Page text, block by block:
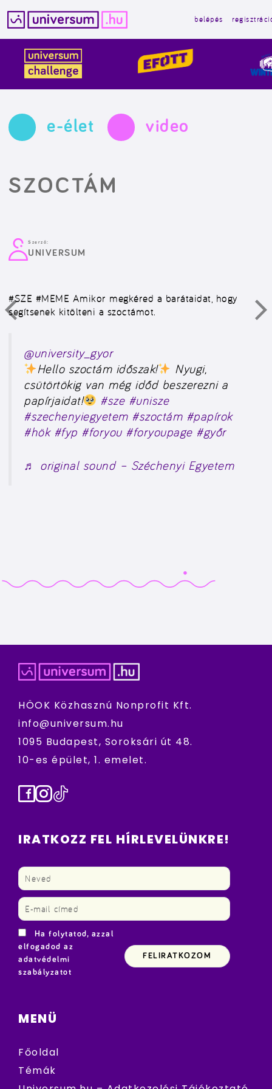
tartalomba
belépés
e-élet video
SZOCTÁM
Szerző:
UNIVERSUM
#SZE #MEME Amikor megkéred a barátaidat, hogy
segítsenek kitölteni a szoctámot.
@university_gyor
Hello szoctám időszak!
Nyugi,
csütörtökig van még időd beszerezni a
papírjaidat!
#sze #unisze
#szechenyiegyetem #szoctám #papírok
#hök #fyp #foryou #foryoupage #győr
♬ original sound – Széchenyi Egyetem
HÖOK Közhasznú Nonprofit Kft.
info@universum.hu
1095 Budapest, Soroksári út 48.
10-es épület, 1. emelet.
Facebook
Instagram
TikTok
IRATKOZZ FEL HÍRLEVELÜNKRE!
Ha folytatod, azzal
elfogadod az
adatvédelmi
szabályzatot
MENÜ
Főoldal
Témák